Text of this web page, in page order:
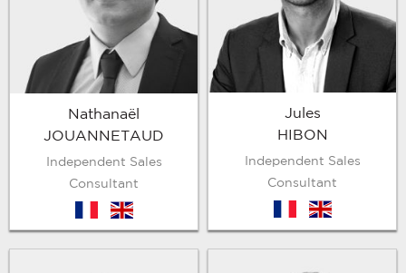
Nathanaël
JOUANNETAUD
Independent Sales
Consultant
en
Jules
HIBON
Independent Sales
Consultant
en